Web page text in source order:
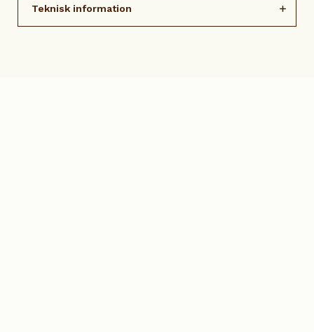
Teknisk information